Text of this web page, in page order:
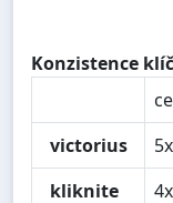
Konzistence
victorius
5x
kliknite
4x